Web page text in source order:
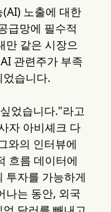
노출에 대한
급망에 필수적
만 같은 시장으
관련주가 부족
습니다.
었습니다."라고
자 아비셰크 다
와의 인터뷰에
흐름 데이터에
투자를 가능하게
나는 동안, 외국